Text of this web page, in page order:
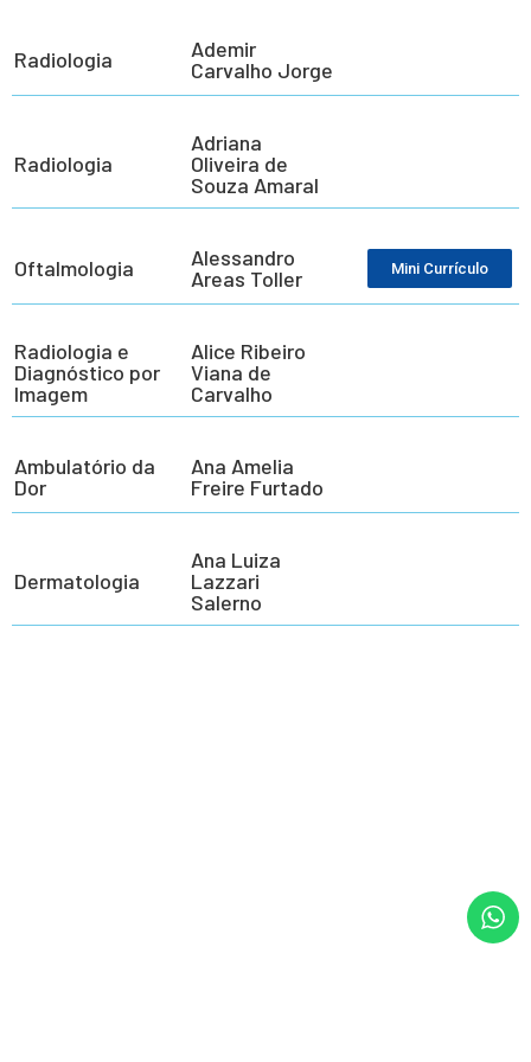
Radiologia
Ademir
Carvalho Jorge
Radiologia
Adriana
Oliveira de
Souza Amaral
Oftalmologia
Alessandro
Areas Toller
Mini Currículo
Radiologia e
Diagnóstico por
Imagem
Alice Ribeiro
Viana de
Carvalho
Ambulatório da
Dor
Ana Amelia
Freire Furtado
Dermatologia
Ana Luiza
Lazzari
Salerno